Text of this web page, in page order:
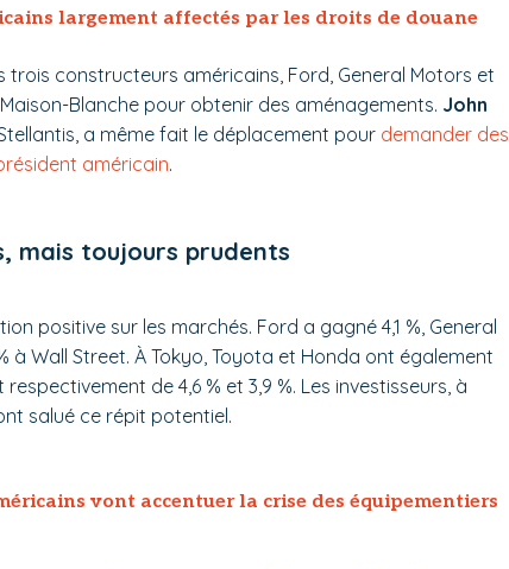
largement affectés par les droits de douane
trois constructeurs américains, Ford, General Motors et
Blanche pour obtenir des aménagements. John
a même fait le déplacement pour demander des
américain.
mais toujours prudents
positive sur les marchés. Ford a gagné 4,1 %, General
à Wall Street. À Tokyo, Toyota et Honda ont également
de 4,6 % et 3,9 %. Les investisseurs, à
salué ce répit potentiel.
vont accentuer la crise des équipementiers